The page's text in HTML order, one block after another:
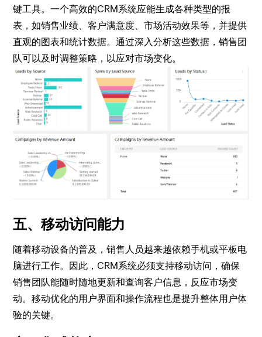
键工具。一个高效的CRM系统应能生成各种类型的报
表，如销售业绩、客户满意度、市场活动效果等，并提供
直观的图表和统计数据。通过深入分析这些数据，销售团
队可以及时调整策略，以应对市场变化。
五、移动访问能力
随着移动设备的普及，销售人员越来越依赖手机或平板电
脑进行工作。因此，CRM系统必须支持移动访问，确保
销售团队能随时随地更新和查询客户信息，反应市场变
动。移动优化的用户界面和操作流程也是提升整体用户体
验的关键。